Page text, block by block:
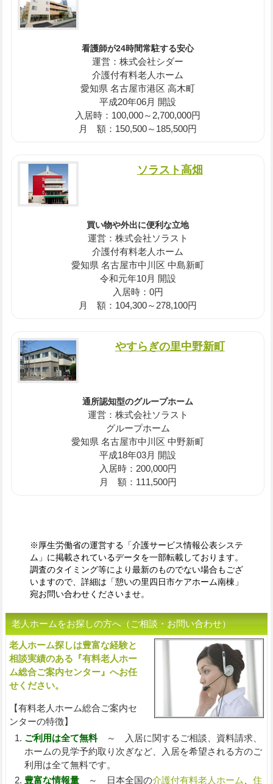
看護師が24時間常駐する安心
運営：株式会社シダー
介護付有料老人ホーム
愛知県 名古屋市港区 高木町
平成20年06月 開設
入居時：100,000～2,700,000円
月 額：150,500～185,500円
ソラスト高畑
買い物や外出に便利な立地
運営：株式会社ソラスト
介護付有料老人ホーム
愛知県 名古屋市中川区 中島新町
令和元年10月 開設
入居時：0円
月 額：104,300～278,100円
やすらぎの里中野新町
通所認知型のグループホーム
運営：株式会社ソラスト
グループホーム
愛知県 名古屋市中川区 中野新町
平成18年03月 開設
入居時：200,000円
月 額：111,500円
※厚生労働省の運営する「介護サービス情報公表システ
ム」に掲載されているデータを一部転載しております。
調査のタイミング等により最新のものでない場合もござ
いますので、詳細は「憩いの里四日市ケアホーム南棟」
宛お問い合わせくださいませ。
老人ホームをお探しの方へ（ご相談・お問い合わせ）
老人ホーム探しは豊富な経験と
相談実績のある『有料老人ホー
ム総合ご案内センター』へお任
せください。
【有料老人ホーム総合ご案内セ
ンターの特徴】
ご利用は全て無料～ 入居に関するご相談、資料請求、
ホームの見学予約取り次ぎなど、入居を希望される方のご
利用は全て無料です。
豊富な情報量～ 日本全国の介護付有料老人ホーム
住